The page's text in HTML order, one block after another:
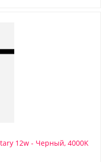
12w - Черный, 4000K